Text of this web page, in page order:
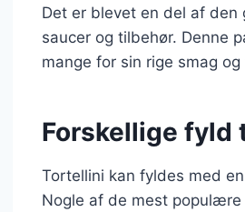
Det er blevet en del af den
saucer og tilbehør. Denne
mange for sin rige smag og
Forskellige fyld
Tortellini kan fyldes med
Nogle af de mest